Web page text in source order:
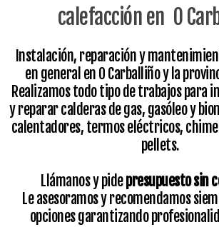
calefacción en O
Instalación, reparación y
en general en O Carballiño y la
Realizamos todo tipo de trabajos para
y reparar calderas de gas, gasóleo y
calentadores, termos eléctricos,
pellets.
Llámanos y pidepresupuesto sin
Le asesoramos y recomendamos
opciones garantizando